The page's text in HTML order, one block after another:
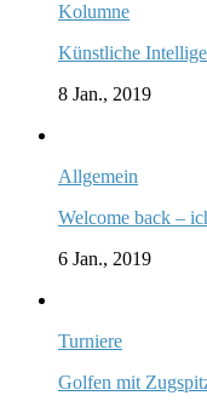
Kolumne
Künstliche
8 Jan., 2019
Allgemein
Welcome back –
6 Jan., 2019
Turniere
Golfen mit